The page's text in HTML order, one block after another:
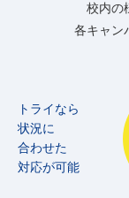
校内の
各キャン
トライなら
状況に
合わせた
対応が可能